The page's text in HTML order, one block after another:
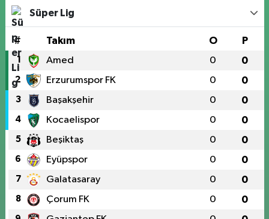
Süper Lig
# Takım O P
1 Amed 0 0
2 Erzurumspor FK 0 0
3 Başakşehir 0 0
4 Kocaelispor 0 0
5 Beşiktaş 0 0
6 Eyüpspor 0 0
7 Galatasaray 0 0
8 Çorum FK 0 0